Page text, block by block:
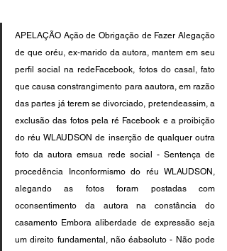
APELAÇÃO Ação de Obrigação de Fazer Alegação
de que oréu, ex-marido da autora, mantem em seu
perfil social na redeFacebook, fotos do casal, fato
que causa constrangimento para aautora, em razão
das partes já terem se divorciado, pretendeassim, a
exclusão das fotos pela ré Facebook e a proibição
do réu WLAUDSON de inserção de qualquer outra
foto da autora emsua rede social - Sentença de
procedência Inconformismo do réu WLAUDSON,
alegando as fotos foram postadas com
oconsentimento da autora na constância do
casamento Embora aliberdade de expressão seja
um direito fundamental, não éabsoluto - Não pode